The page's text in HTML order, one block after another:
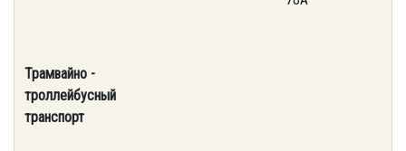
Трамвайно -
троллейбусный
транспорт